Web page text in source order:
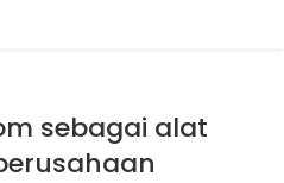
sebagai alat